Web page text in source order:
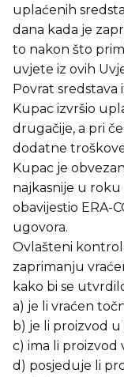
uplaćenih
dana kada je
to nakon što
uvjete iz ovih
Povrat sredstava
Kupac izvršio
drugačije, a pri
dodatne
Kupac je
najkasnije u roku
obavijestio ERA-
ugovora.
Ovlašteni
zaprimanju
kako bi se
a) je li vraćen
b) je li proizvod u
c) ima li proizvod
d) posjeduje li